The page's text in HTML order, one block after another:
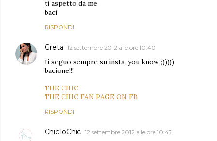
ti aspetto da me
baci
RISPONDI
Greta 12 settembre 2012 alle ore 10:40
ti seguo sempre su insta, you know ;)))))
bacione!!!
THE CIHC
THE CIHC FAN PAGE ON FB
RISPONDI
ChicToChic 12 settembre 2012 alle ore 10:43